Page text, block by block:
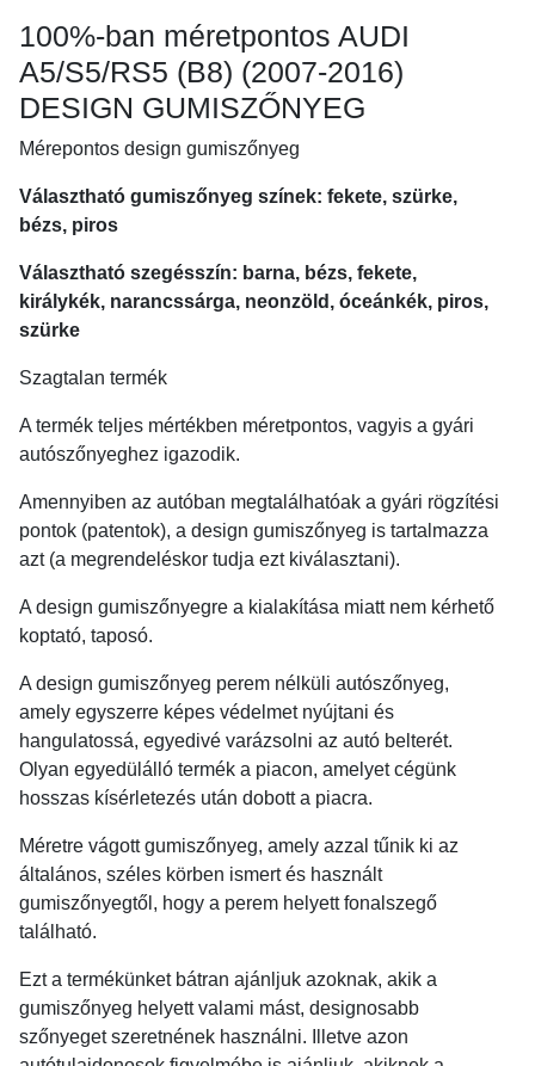
100%-ban méretpontos AUDI
A5/S5/RS5 (B8) (2007-2016)
DESIGN GUMISZŐNYEG
Mérepontos design gumiszőnyeg
Választható gumiszőnyeg színek: fekete, szürke,
bézs, piros
Választható szegésszín: barna, bézs, fekete,
királykék, narancssárga, neonzöld, óceánkék, piros,
szürke
Szagtalan termék
A termék teljes mértékben méretpontos, vagyis a gyári
autószőnyeghez igazodik.
Amennyiben az autóban megtalálhatóak a gyári rögzítési
pontok (patentok), a design gumiszőnyeg is tartalmazza
azt (a megrendeléskor tudja ezt kiválasztani).
A design gumiszőnyegre a kialakítása miatt nem kérhető
koptató, taposó.
A design gumiszőnyeg perem nélküli autószőnyeg,
amely egyszerre képes védelmet nyújtani és
hangulatossá, egyedivé varázsolni az autó belterét.
Olyan egyedülálló termék a piacon, amelyet cégünk
hosszas kísérletezés után dobott a piacra.
Méretre vágott gumiszőnyeg, amely azzal tűnik ki az
általános, széles körben ismert és használt
gumiszőnyegtől, hogy a perem helyett fonalszegő
található.
Ezt a termékünket bátran ajánljuk azoknak, akik a
gumiszőnyeg helyett valami mást, designosabb
szőnyeget szeretnének használni. Illetve azon